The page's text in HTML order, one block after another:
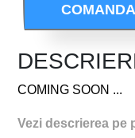
COMING SOON ...
Vezi descrierea pe